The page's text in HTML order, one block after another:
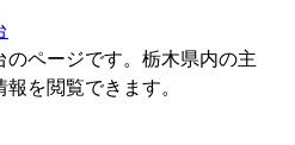
のページです。栃木県内の主
を閲覧できます。